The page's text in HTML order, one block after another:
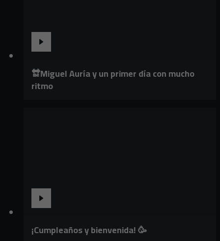
🔛Miguel Auría y un primer día con mucho
ritmo
¡Cumpleaños y bienvenida! 🥳